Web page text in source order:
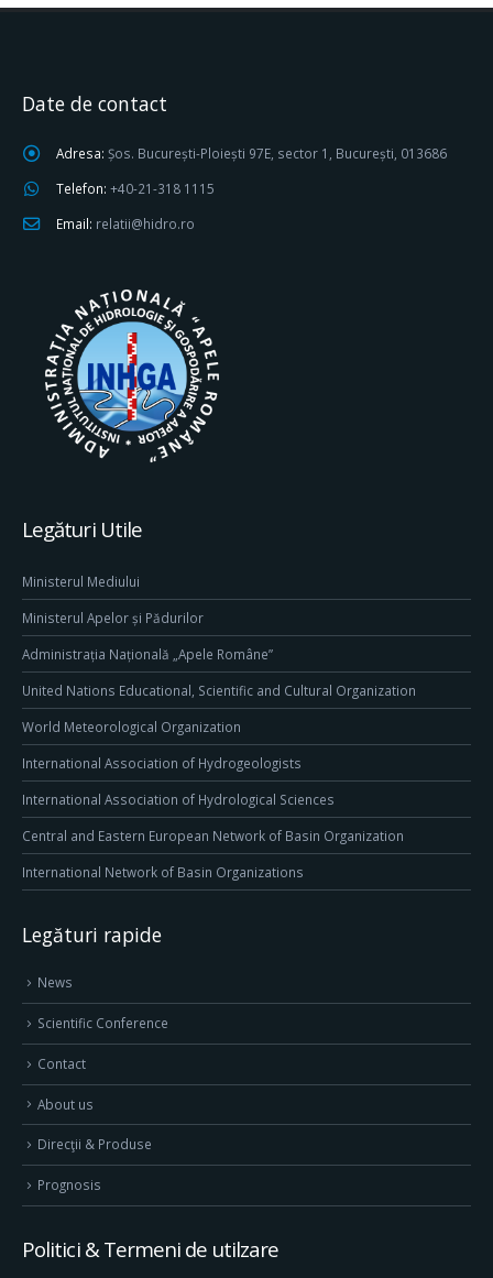
Date de contact
Adresa: Șos. București-Ploiești 97E, sector 1, București, 013686
Telefon: +40-21-318 1115
Email: relatii@hidro.ro
Legături Utile
Ministerul Mediului
Ministerul Apelor și Pădurilor
Administrația Națională „Apele Române”
United Nations Educational, Scientific and Cultural Organization
World Meteorological Organization
International Association of Hydrogeologists
International Association of Hydrological Sciences
Central and Eastern European Network of Basin Organization
International Network of Basin Organizations
Legături rapide
News
Scientific Conference
Contact
About us
Direcţii & Produse
Prognosis
Politici & Termeni de utilzare